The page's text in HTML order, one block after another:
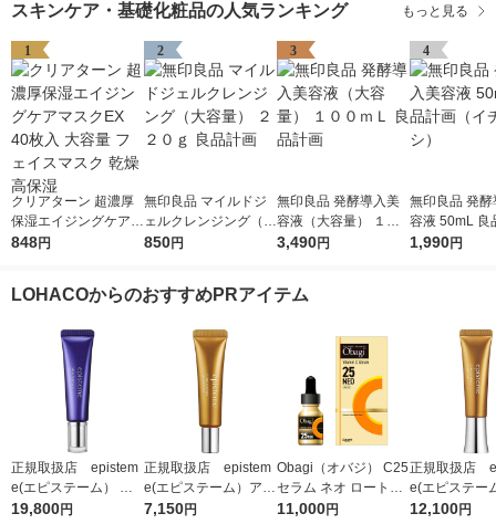
スキンケア・基礎化粧品の人気ランキング もっと見る
1
クリアターン 超濃厚
保湿エイジングケアマ
スクEX 40枚入 大容量
848円
2
無印良品 マイルドジ
ェルクレンジング（大
容量） ２２０ｇ 良品
850円
3
無印良品 発酵導入美
容液（大容量） １０
０ｍＬ 良品計画
3,490円
4
無印良品 発酵
容液 50mL 良
（イチオシ）
1,990円
LOHACOからのおすすめPRアイテム
正規取扱店 epistem
e(エピステーム） ス
テムサイエンスアイ 1
19,800円
正規取扱店 epistem
e(エピステーム）アイ
パーフェクトショット
7,150円
Obagi（オバジ） C25
セラム ネオ ロート製
薬
11,000円
正規取扱店
e(エピステー
パーフェクト
12,100円